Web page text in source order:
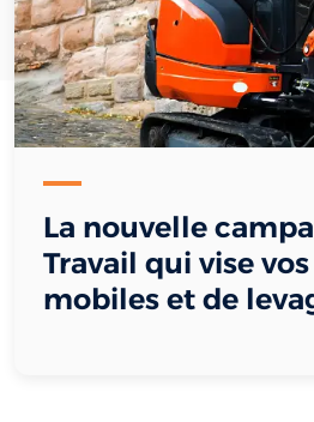
La nouvelle
Travail qui vise
mobiles et de